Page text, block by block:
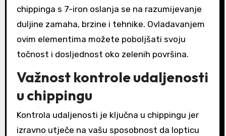
chippinga s 7-iron oslanja se na razumijevanje
duljine zamaha, brzine i tehnike. Ovladavanjem
ovim elementima možete poboljšati svoju
točnost i dosljednost oko zelenih površina.
Važnost kontrole udaljenosti
u chippingu
Kontrola udaljenosti je ključna u chippingu jer
izravno utječe na vašu sposobnost da lopticu